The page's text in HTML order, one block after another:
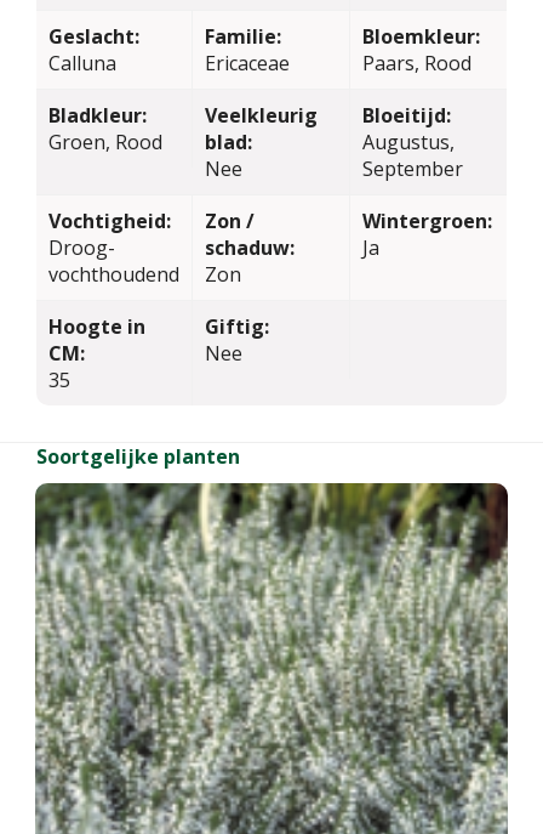
Geslacht:
Calluna
Familie:
Ericaceae
Bloemkleur:
Paars, Rood
Bladkleur:
Groen, Rood
Veelkleurig
blad:
Nee
Bloeitijd:
Augustus,
September
Vochtigheid:
Droog-
vochthoudend
Zon /
schaduw:
Zon
Wintergroen:
Ja
Hoogte in
CM:
35
Giftig:
Nee
Soortgelijke planten